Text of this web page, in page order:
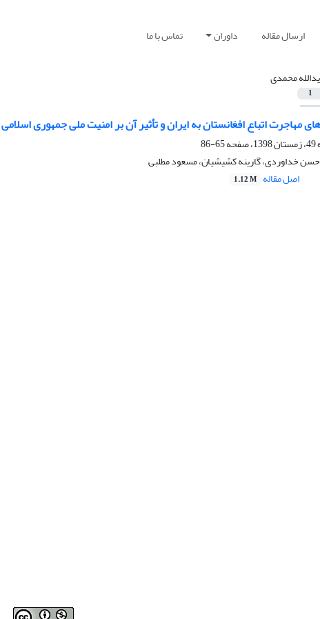
ارسال مقاله داوران تماس با ما
یدالله محمدی
1
مهاجرت اتباع افغانستان به ایران و تأثیر آن بر امنیت ملی جمهوری اسلامی
65-86
خداوردی، گارینه کشیشیان، مسعود مطلبی
اصل مقاله 1.12 M